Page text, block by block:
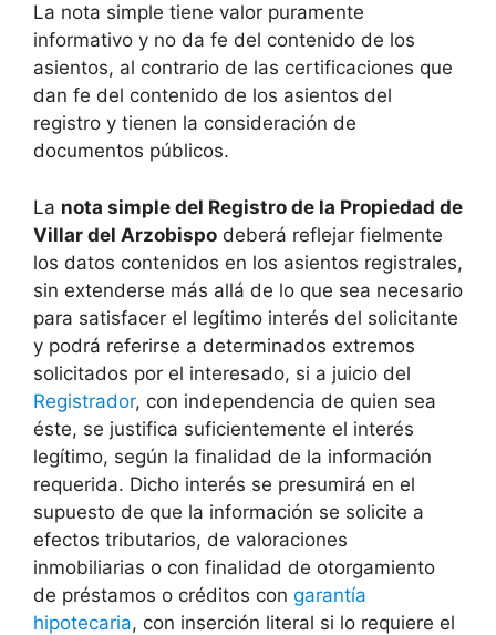
La nota simple tiene valor puramente
informativo y no da fe del contenido de los
asientos, al contrario de las certificaciones que
dan fe del contenido de los asientos del
registro y tienen la consideración de
documentos públicos.
La nota simple del Registro de la Propiedad de
Villar del Arzobispo deberá reflejar fielmente
los datos contenidos en los asientos registrales,
sin extenderse más allá de lo que sea necesario
para satisfacer el legítimo interés del solicitante
y podrá referirse a determinados extremos
solicitados por el interesado, si a juicio del
Registrador, con independencia de quien sea
éste, se justifica suficientemente el interés
legítimo, según la finalidad de la información
requerida. Dicho interés se presumirá en el
supuesto de que la información se solicite a
efectos tributarios, de valoraciones
inmobiliarias o con finalidad de otorgamiento
de préstamos o créditos con garantía
hipotecaria, con inserción literal si lo requiere el